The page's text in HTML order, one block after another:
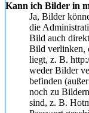
Kann ich Bilder in
Ja, Bilder
die
Bild auch
Bild verlinken,
liegt, z. B.
weder Bilder
befinden
noch zu
sind, z. B.